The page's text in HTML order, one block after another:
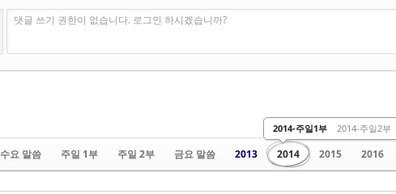
댓글 쓰기 권한이 없습니다. 로그인 하시겠습니까?
수요 말씀 주일 1부 주일 2부 금요 말씀 2013 2014
2014-주일1부 2014-주일2부
2015 2016